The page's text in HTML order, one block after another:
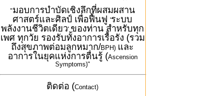
"มอบการบำบัดเชิงลึกที่ผสมผสาน
ศาสตร์และศิลป์ เพื่อฟื้นฟู'ระบบ
พลังงานชีวิตเดียว'ของท่าน สำหรับทุก
เพศ ทุกวัย รองรับทั้งอาการเรื้อรัง (รวม
ถึงสุขภาพต่อมลูกหมาก/BPH) และ
อาการในยุคแห่งการตื่นรู้ (Ascension
Symptoms)"
ติดต่อ (Contact)